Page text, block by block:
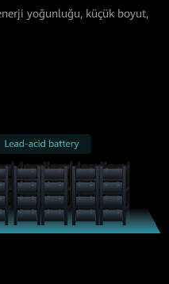
yoğunluğu, küçük boyut,